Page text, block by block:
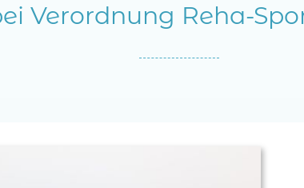
Verordnung Reha-